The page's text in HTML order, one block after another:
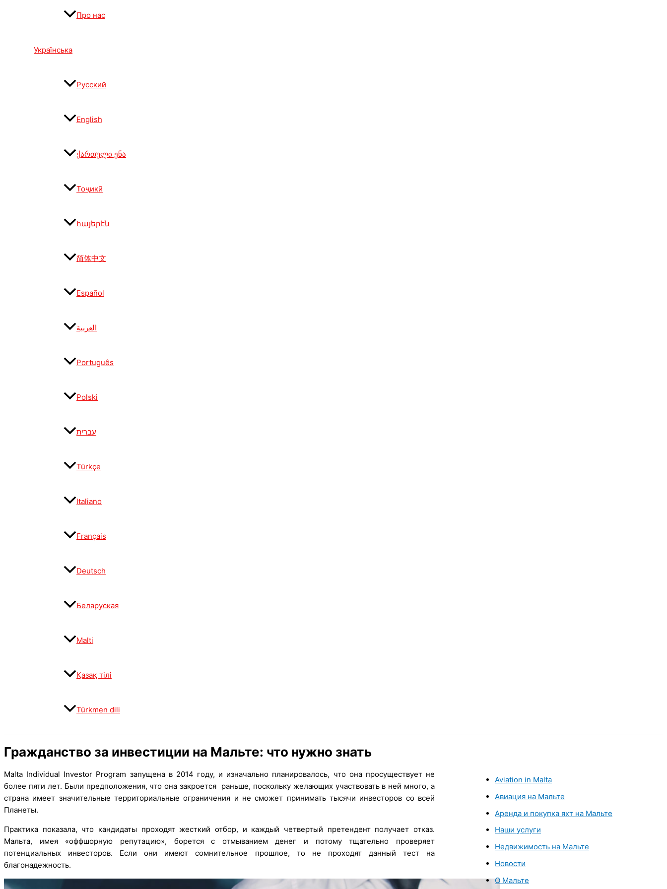
Про нас
Українська
Русский
English
ქართული ენა
Тоҷикӣ
հայերէն
简体中文
Español
العربية
Português
Polski
עברית
Türkçe
Italiano
Français
Deutsch
Беларуская
Malti
Қазақ тілі
Türkmen dili
Гражданство за инвестиции на Мальте: что нужно знать
Malta Individual Investor Program запущена в 2014 году, и изначально планировалось, что она просуществует не
более пяти лет. Были предположения, что она закроется раньше, поскольку желающих участвовать в ней много, а
страна имеет значительные территориальные ограничения и не сможет принимать тысячи инвесторов со всей
Планеты.
Практика показала, что кандидаты проходят жесткий отбор, и каждый четвертый претендент получает отказ.
Мальта, имея «оффшорную репутацию», борется с отмыванием денег и потому тщательно проверяет
потенциальных инвесторов. Если они имеют сомнительное прошлое, то не проходят данный тест на
благонадежность.
Aviation in Malta
Авиация на Мальте
Аренда и покупка яхт на Мальте
Наши услуги
Недвижимость на Мальте
Новости
О Мальте